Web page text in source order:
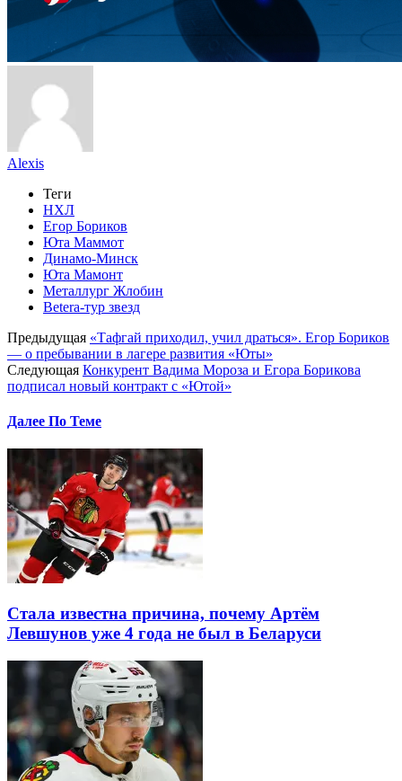
Alexis
Теги
НХЛ
Егор Бориков
Юта Маммот
Динамо-Минск
Юта Мамонт
Металлург Жлобин
Betera-тур звезд
Предыдущая «Тафгай приходил, учил драться». Егор Бориков
— о пребывании в лагере развития «Юты»
Следующая Конкурент Вадима Мороза и Егора Борикова
подписал новый контракт с «Ютой»
Далее По Теме
Стала известна причина, почему Артём
Левшунов уже 4 года не был в Беларуси